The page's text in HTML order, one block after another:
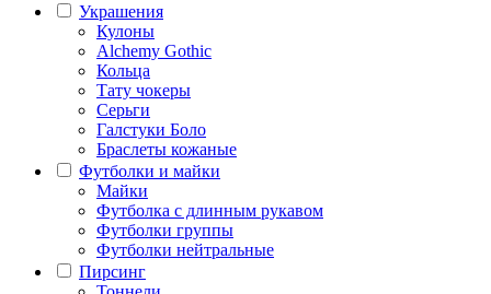
Украшения
Кулоны
Alchemy Gothic
Кольца
Тату чокеры
Серьги
Галстуки Боло
Браслеты кожаные
Футболки и майки
Майки
Футболка с длинным рукавом
Футболки группы
Футболки нейтральные
Пирсинг